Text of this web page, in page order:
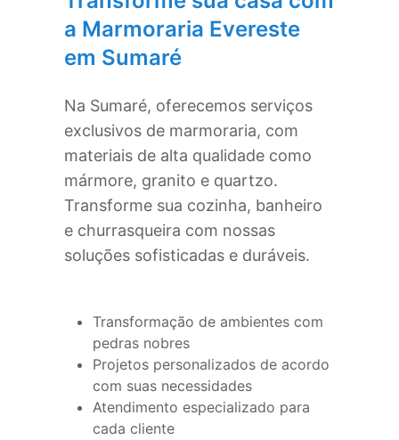
a Marmoraria Evereste
em Sumaré
Na Sumaré, oferecemos serviços
exclusivos de marmoraria, com
materiais de alta qualidade como
mármore, granito e quartzo.
Transforme sua cozinha, banheiro
e churrasqueira com nossas
soluções sofisticadas e duráveis.
Transformação de ambientes com
pedras nobres
Projetos personalizados de acordo
com suas necessidades
Atendimento especializado para
cada cliente